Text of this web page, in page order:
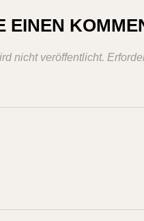
EINEN
nicht veröffentlicht.